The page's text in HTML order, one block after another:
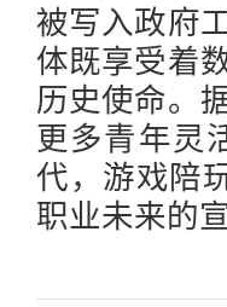
被写入政府
体既享受着
历史使命。
更多青年灵
代，游戏陪
职业未来的